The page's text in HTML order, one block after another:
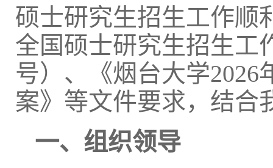
硕士研究生招生工作顺
全国硕士研究生招生工
号）、《烟台大学
案》等文件要求，结合
一、组织领导